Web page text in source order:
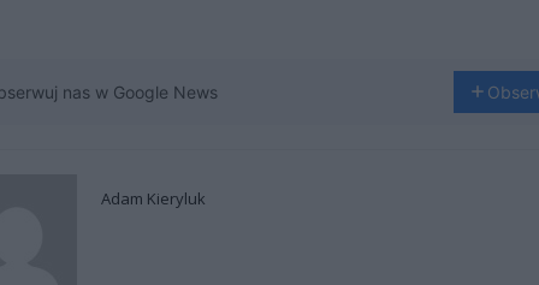
nas w Google News
Adam Kieryluk